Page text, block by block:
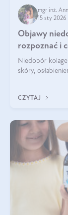
mgr inż.
15 sty 2026
Objawy
rozpoznać i
Niedobór
skóry,
osłabienie
CZYTAJ